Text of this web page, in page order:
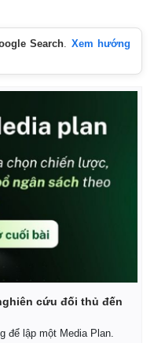
Search. Xem hướng
cứu đối thủ đến
để lập một Media Plan.